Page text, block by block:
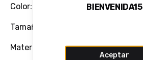
Color: CARAMELO SIENA
Tamaño del Taco: 2,5 CM
Material: 100% Cuero Vacuno Flor
BIENVENIDA15
Aceptar